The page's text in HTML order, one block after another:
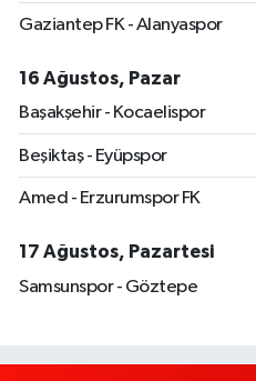
Gaziantep FK - Alanyaspor
16 Ağustos, Pazar
Başakşehir - Kocaelispor
Beşiktaş - Eyüpspor
Amed - Erzurumspor FK
17 Ağustos, Pazartesi
Samsunspor - Göztepe